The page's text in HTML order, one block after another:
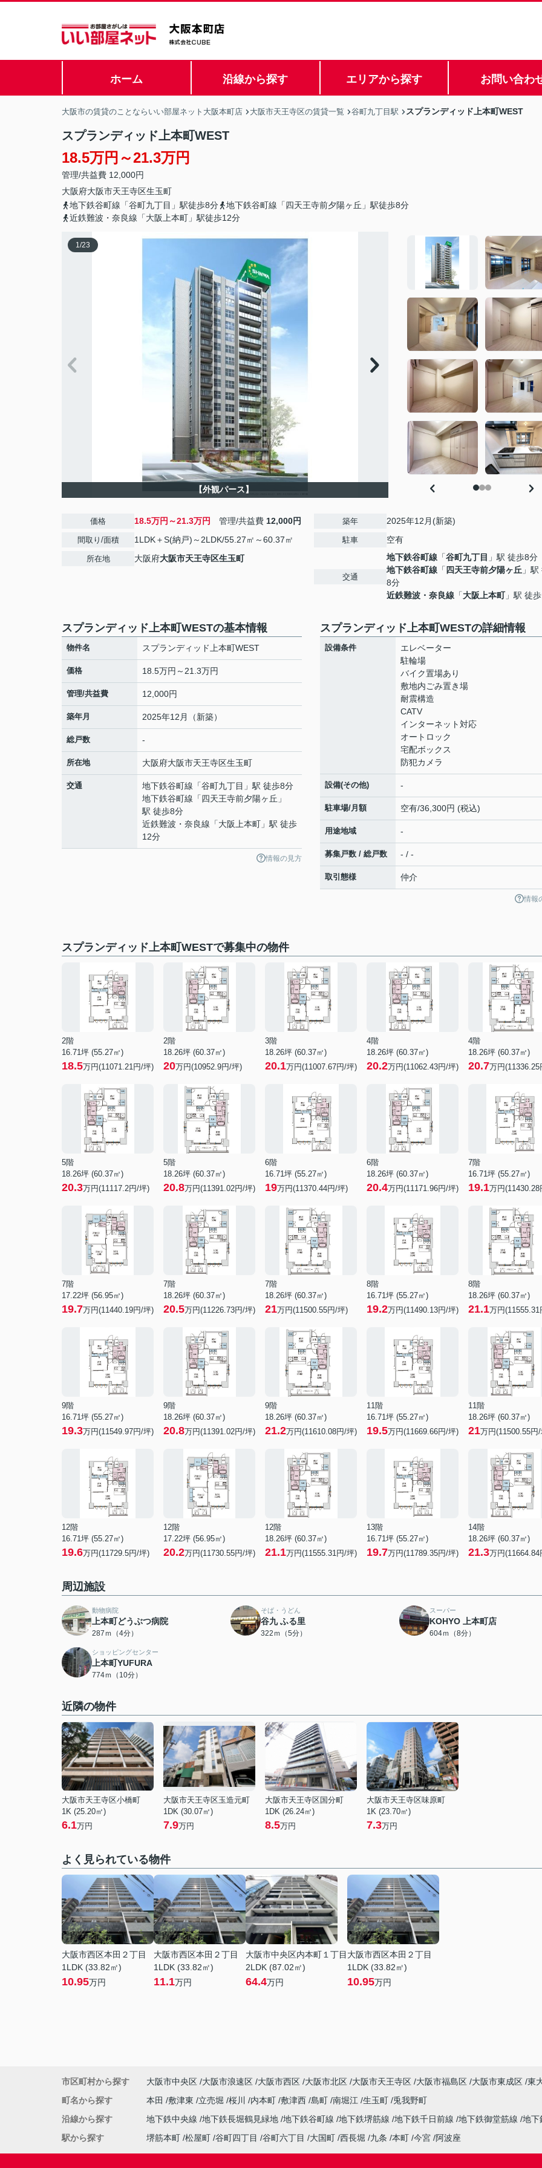
ホーム 沿線から探す エリアから探す お問い合わ
大阪市の賃貸のことならいい部屋ネット大阪本町店 大阪市天王寺区の賃貸一覧 谷町九丁目駅 スプランディッド上本町WEST
スプランディッド上本町WEST
18.5万円～21.3万円
管理/共益費 12,000円
大阪府大阪市天王寺区生玉町
地下鉄谷町線「谷町九丁目」駅徒歩8分
地下鉄谷町線「四天王寺前夕陽ヶ丘」駅徒歩8分
近鉄難波・奈良線「大阪上本町」駅徒歩12分
1/23
【外観パース】
価格 18.5万円～21.3万円 管理/共益費 12,000円
間取り/面積 1LDK＋S(納戸)～2LDK/55.27㎡～60.37㎡
所在地 大阪府大阪市天王寺区生玉町
築年 2025年12月(新築)
駐車 空有
交通
地下鉄谷町線 「谷町九丁目 」駅 徒歩8分
地下鉄谷町線 「 四天王寺前夕陽ヶ丘 」
8分
近鉄難波・奈良線 「大阪上本町」駅 徒
スプランディッド上本町WESTの基本情報
物件名 スプランディッド上本町WEST
価格 18.5万円～21.3万円
管理/共益費 12,000円
築年月 2025年12月（新築）
総戸数 -
所在地 大阪府大阪市天王寺区生玉町
交通 地下鉄谷町線 「谷町九丁目 」駅 徒歩8分
地下鉄谷町線 「四天王寺前夕陽ヶ丘 」
駅 徒歩8分
近鉄難波・奈良線 「大阪上本町 」駅 徒歩
12分
情報の見方
スプランディッド上本町WESTの詳細情報
設備条件
エレベーター
駐輪場
バイク置場あり
敷地内ごみ置き場
耐震構造
CATV
インターネット対応
オートロック
宅配ボックス
防犯カメラ
設備(その他) -
駐車場/月額 空有/36,300円 (税込)
用途地域 -
募集戸数 / 総戸数 - / -
取引態様 仲介
情報
スプランディッド上本町WESTで募集中の物件
2階
16.71坪 (55.27㎡)
18.5万円(11071.21円/坪)
2階
18.26坪 (60.37㎡)
20万円(10952.9円/坪)
3階
18.26坪 (60.37㎡)
20.1万円(11007.67円/坪)
4階
18.26坪 (60.37㎡)
20.2万円(11062.43円/坪)
4階
18.26坪 (60.37㎡)
20.7万円(11336.25
5階
18.26坪 (60.37㎡)
20.3万円(11117.2円/坪)
5階
18.26坪 (60.37㎡)
20.8万円(11391.02円/坪)
6階
16.71坪 (55.27㎡)
19万円(11370.44円/坪)
6階
18.26坪 (60.37㎡)
20.4万円(11171.96円/坪)
7階
16.71坪 (55.27㎡)
19.1万円(11430.28
7階
17.22坪 (56.95㎡)
19.7万円(11440.19円/坪)
7階
18.26坪 (60.37㎡)
20.5万円(11226.73円/坪)
7階
18.26坪 (60.37㎡)
21万円(11500.55円/坪)
8階
16.71坪 (55.27㎡)
19.2万円(11490.13円/坪)
8階
18.26坪 (60.37㎡)
21.1万円(11555.31
9階
16.71坪 (55.27㎡)
19.3万円(11549.97円/坪)
9階
18.26坪 (60.37㎡)
20.8万円(11391.02円/坪)
9階
18.26坪 (60.37㎡)
21.2万円(11610.08円/坪)
11階
16.71坪 (55.27㎡)
19.5万円(11669.66円/坪)
11階
18.26坪 (60.37㎡)
21万円(11500.55円
12階
16.71坪 (55.27㎡)
19.6万円(11729.5円/坪)
12階
17.22坪 (56.95㎡)
20.2万円(11730.55円/坪)
12階
18.26坪 (60.37㎡)
21.1万円(11555.31円/坪)
13階
16.71坪 (55.27㎡)
19.7万円(11789.35円/坪)
14階
18.26坪 (60.37㎡)
21.3万円(11664.84
周辺施設
動物病院
上本町どうぶつ病院
287ｍ（4分）
そば・うどん
谷九 ふる里
322ｍ（5分）
スーパー
KOHYO 上本町店
604ｍ（8分）
ショッピングセンター
上本町YUFURA
774ｍ（10分）
近隣の物件
大阪市天王寺区小橋町
1K (25.20㎡)
6.1万円
大阪市天王寺区玉造元町
1DK (30.07㎡)
7.9万円
大阪市天王寺区国分町
1DK (26.24㎡)
8.5万円
大阪市天王寺区味原町
1K (23.70㎡)
7.3万円
よく見られている物件
大阪市西区本田２丁目
1LDK (33.82㎡)
10.95万円
大阪市西区本田２丁目
1LDK (33.82㎡)
11.1万円
大阪市中央区内本町１丁目
2LDK (87.02㎡)
64.4万円
大阪市西区本田２丁目
1LDK (33.82㎡)
10.95万円
市区町村から探す 大阪市中央区 大阪市浪速区 大阪市西区 大阪市北区 大阪市天王寺区 大阪市福島区 大阪市東成区 東
町名から探す
本田 敷津東 立売堀 桜川 内本町 敷津西 島町 南堀江 生玉町 兎我野町
沿線から探す
地下鉄中央線 地下鉄長堀鶴見緑地 地下鉄谷町線 地下鉄堺筋線 地下鉄千日前線 地下鉄御堂筋線 地下
駅から探す
堺筋本町 松屋町 谷町四丁目 谷町六丁目 大国町 西長堀 九条 本町 今宮 阿波座